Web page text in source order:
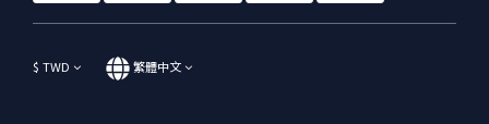
$ TWD 繁體中文